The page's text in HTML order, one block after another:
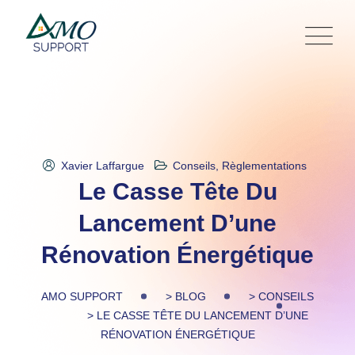
content
Xavier Laffargue Conseils Règlementations
Le Casse Tête Du
Lancement D’une
Rénovation Énergétique
AMO SUPPORT > BLOG > CONSEILS
> LE CASSE TÊTE DU LANCEMENT D’UNE
RÉNOVATION ÉNERGÉTIQUE